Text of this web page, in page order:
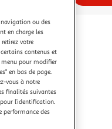
navigation ou des
en charge les
votre
contenus et
menu pour modifier
en bas de page.
vous à notre
finalités suivantes
l’identification.
performance des